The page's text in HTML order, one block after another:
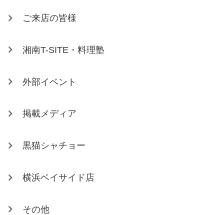
ご来店の皆様
湘南T-SITE・料理塾
外部イベント
掲載メディア
黒猫シャチョー
横浜ベイサイド店
その他